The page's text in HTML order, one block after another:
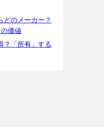
どのメーカー？
価値
？「所有」する